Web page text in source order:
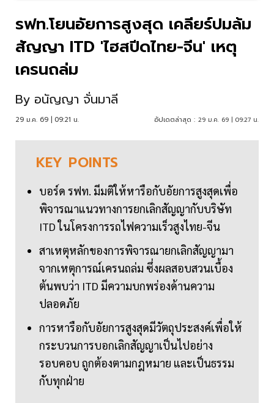
รฟท.โยนอัยการสูงสุด เคลียร์ปมล้ม
สัญญา ITD 'ไฮสปีดไทย-จีน' เหตุ
เครนถล่ม
By อนัญญา จั่นมาลี
29 ม.ค. 69 | 09:21 น. อัปเดตล่าสุด : 29 ม.ค. 69 | 09:27 น.
KEY POINTS
บอร์ด รฟท. มีมติให้หารือกับอัยการสูงสุดเพื่อ
พิจารณาแนวทางการยกเลิกสัญญากับบริษัท
ITD ในโครงการรถไฟความเร็วสูงไทย-จีน
สาเหตุหลักของการพิจารณายกเลิกสัญญามา
จากเหตุการณ์เครนถล่ม ซึ่งผลสอบสวนเบื้อง
ต้นพบว่า ITD มีความบกพร่องด้านความ
ปลอดภัย
การหารือกับอัยการสูงสุดมีวัตถุประสงค์เพื่อให้
กระบวนการบอกเลิกสัญญาเป็นไปอย่าง
รอบคอบ ถูกต้องตามกฎหมาย และเป็นธรรม
กับทุกฝ่าย